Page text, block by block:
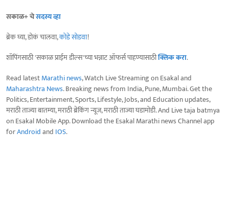
सकाळ+ चेसदस्य व्हा
ब्रेक घ्या, डोकं चालवा,कोडे सोडवा!
शॉपिंगसाठी 'सकाळ प्राईम डील्स'च्या भन्नाट ऑफर्स पाहण्यासाठीक्लिक करा.
Read latestMarathi news, Watch Live Streaming on Esakal and
Maharashtra News. Breaking news from India, Pune, Mumbai. Get the
Politics, Entertainment, Sports, Lifestyle, Jobs, and Education updates,
मराठी ताज्या बातम्या, मराठी ब्रेकिंग न्यूज, मराठी ताज्या घडामोडी. And Live taja batmya
on Esakal Mobile App. Download the Esakal Marathi news Channel app
forAndroidand IOS.